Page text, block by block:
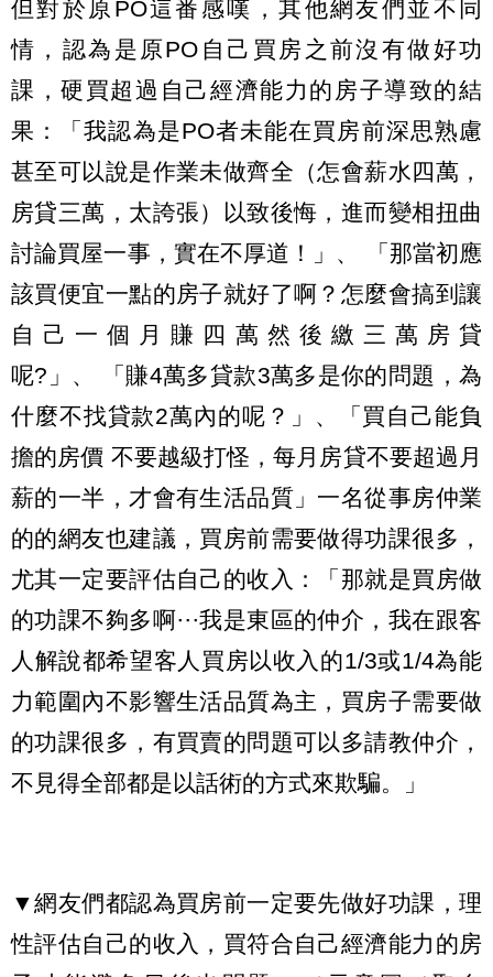
但對於原PO這番感嘆，其他網友們並不同
情，認為是原PO自己買房之前沒有做好功
課，硬買超過自己經濟能力的房子導致的結
果：「我認為是PO者未能在買房前深思熟慮
甚至可以說是作業未做齊全（怎會薪水四萬，
房貸三萬，太誇張）以致後悔，進而變相扭曲
討論買屋一事，實在不厚道！」、 「那當初應
該買便宜一點的房子就好了啊？怎麼會搞到讓
自己一個月賺四萬然後繳三萬房貸
呢?」、 「賺4萬多貸款3萬多是你的問題，為
什麼不找貸款2萬內的呢？」、「買自己能負
擔的房價 不要越級打怪，每月房貸不要超過月
薪的一半，才會有生活品質」一名從事房仲業
的的網友也建議，買房前需要做得功課很多，
尤其一定要評估自己的收入：「那就是買房做
的功課不夠多啊⋯我是東區的仲介，我在跟客
人解說都希望客人買房以收入的1/3或1/4為能
力範圍內不影響生活品質為主，買房子需要做
的功課很多，有買賣的問題可以多請教仲介，
不見得全部都是以話術的方式來欺騙。」
▼網友們都認為買房前一定要先做好功課，理
性評估自己的收入，買符合自己經濟能力的房